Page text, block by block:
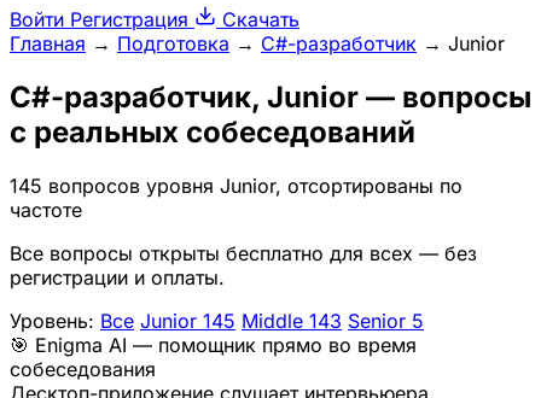
Войти Регистрация
Скачать
Главная → Подготовка → C#-разработчик → Junior
C#-разработчик, Junior — вопросы
с реальных собеседований
145 вопросов уровня Junior, отсортированы по
частоте
Все вопросы открыты бесплатно для всех — без
регистрации и оплаты.
Уровень: Все Junior 145 Middle 143 Senior 5
🎯 Enigma AI — помощник прямо во время
собеседования
Десктоп-приложение слушает интервьюера,